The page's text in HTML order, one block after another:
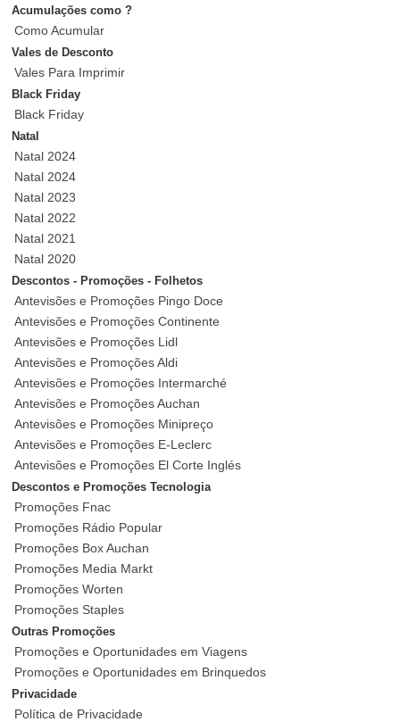
Acumulações como ?
Como Acumular
Vales de Desconto
Vales Para Imprimir
Black Friday
Black Friday
Natal
Natal 2024
Natal 2024
Natal 2023
Natal 2022
Natal 2021
Natal 2020
Descontos - Promoções - Folhetos
Antevisões e Promoções Pingo Doce
Antevisões e Promoções Continente
Antevisões e Promoções Lidl
Antevisões e Promoções Aldi
Antevisões e Promoções Intermarché
Antevisões e Promoções Auchan
Antevisões e Promoções Minipreço
Antevisões e Promoções E-Leclerc
Antevisões e Promoções El Corte Inglés
Descontos e Promoções Tecnologia
Promoções Fnac
Promoções Rádio Popular
Promoções Box Auchan
Promoções Media Markt
Promoções Worten
Promoções Staples
Outras Promoções
Promoções e Oportunidades em Viagens
Promoções e Oportunidades em Brinquedos
Privacidade
Política de Privacidade